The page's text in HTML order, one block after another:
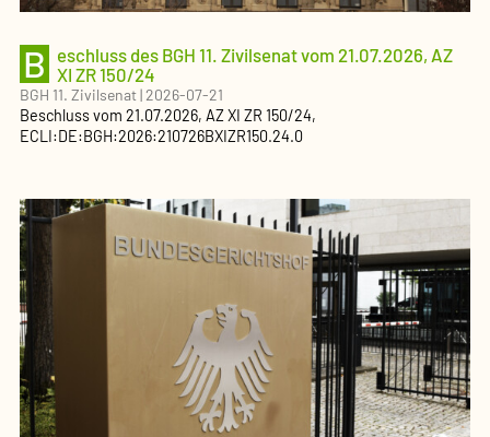
B
eschluss des BGH 11. Zivilsenat vom 21.07.2026, AZ
XI ZR 150/24
BGH 11. Zivilsenat|2026-07-21
Beschlussvom 21.07.2026, AZXI ZR 150/24,
ECLI:DE:BGH:2026:210726BXIZR150.24.0